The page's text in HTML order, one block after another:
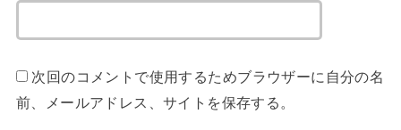
次回のコメントで使用するためブラウザーに自分の名
前、メールアドレス、サイトを保存する。